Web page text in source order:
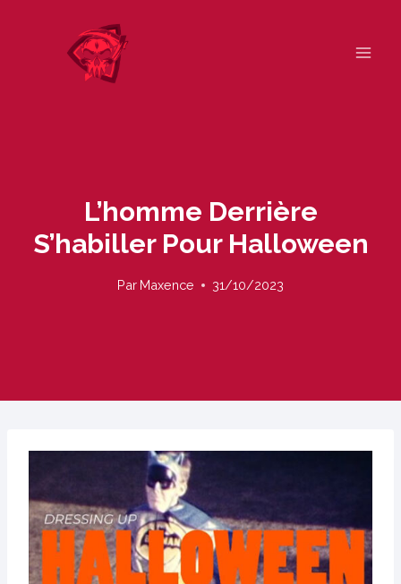
L’homme Derrière
S’habiller Pour Halloween
Par Maxence 31/10/2023